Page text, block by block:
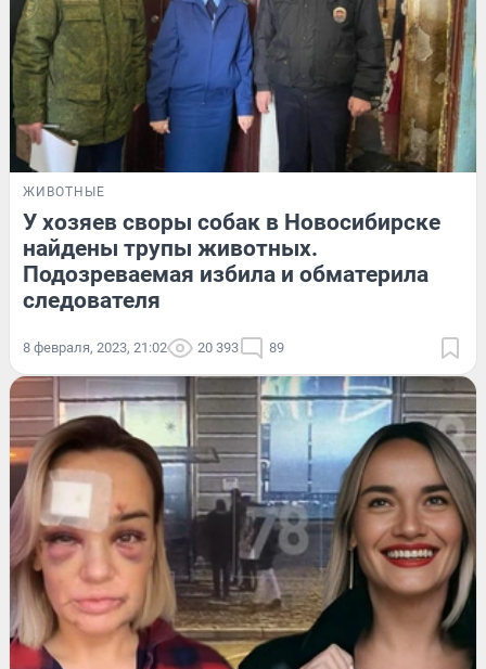
ЖИВОТНЫЕ
У хозяев своры собак в Новосибирске
найдены трупы животных.
Подозреваемая избила и обматерила
следователя
8 февраля, 2023, 21:02 20 393 89